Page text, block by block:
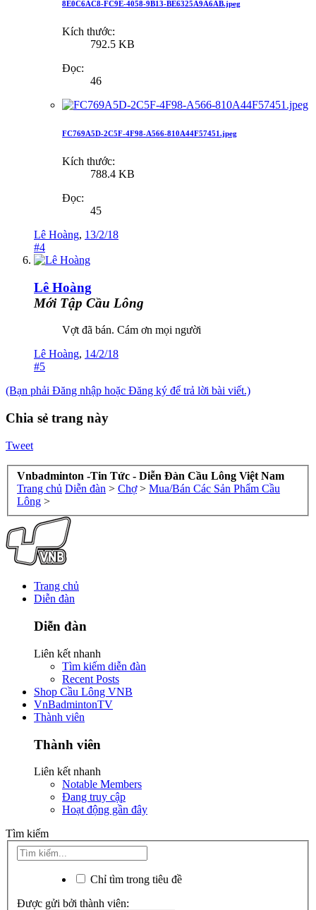
8E0C6AC8-FC9E-4058-9B13-BE6325A9A6AB.jpeg
Kích thước:
792.5 KB
Đọc:
46
FC769A5D-2C5F-4F98-A566-810A44F57451.jpeg
Kích thước:
788.4 KB
Đọc:
45
Lê Hoàng, 13/2/18
#4
Lê Hoàng
Mới Tập Cầu Lông
Vợt đã bán. Cám ơn mọi người
Lê Hoàng, 14/2/18
#5
(Bạn phải Đăng nhập hoặc Đăng ký để trả lời bài viết.)
Chia sẻ trang này
Tweet
Vnbadminton -Tin Tức - Diễn Đàn Cầu Lông Việt Nam
Trang chủ Diễn đàn > Chợ > Mua/Bán Các Sản Phẩm Cầu
Lông >
Trang chủ
Diễn đàn
Diễn đàn
Liên kết nhanh
Tìm kiếm diễn đàn
Recent Posts
Shop Cầu Lông VNB
VnBadmintonTV
Thành viên
Thành viên
Liên kết nhanh
Notable Members
Đang truy cập
Hoạt động gần đây
Tìm kiếm
Chỉ tìm trong tiêu đề
Được gửi bởi thành viên: